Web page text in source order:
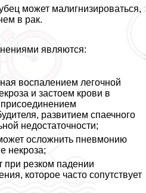
может малигнизироваться,
в paк.
являются:
воспалением легочной
и застоем крови в
развитием спаечного
недостаточности;
осложнить пневмонию
некроза;
при резком падении
которое часто сопутствует